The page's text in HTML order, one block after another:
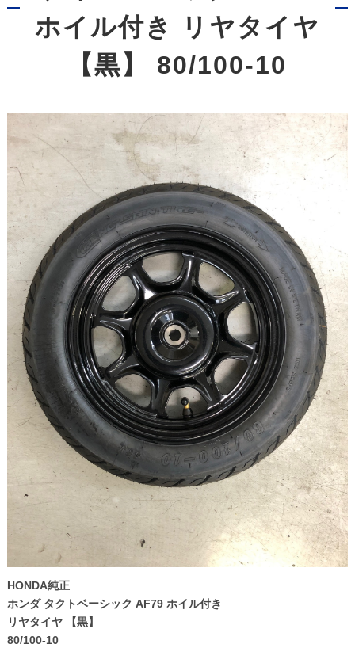
ホイル付き リヤタイヤ
【黒】 80/100-10
HONDA純正
ホンダ タクトベーシック AF79 ホイル付き
リヤタイヤ 【黒】
80/100-10